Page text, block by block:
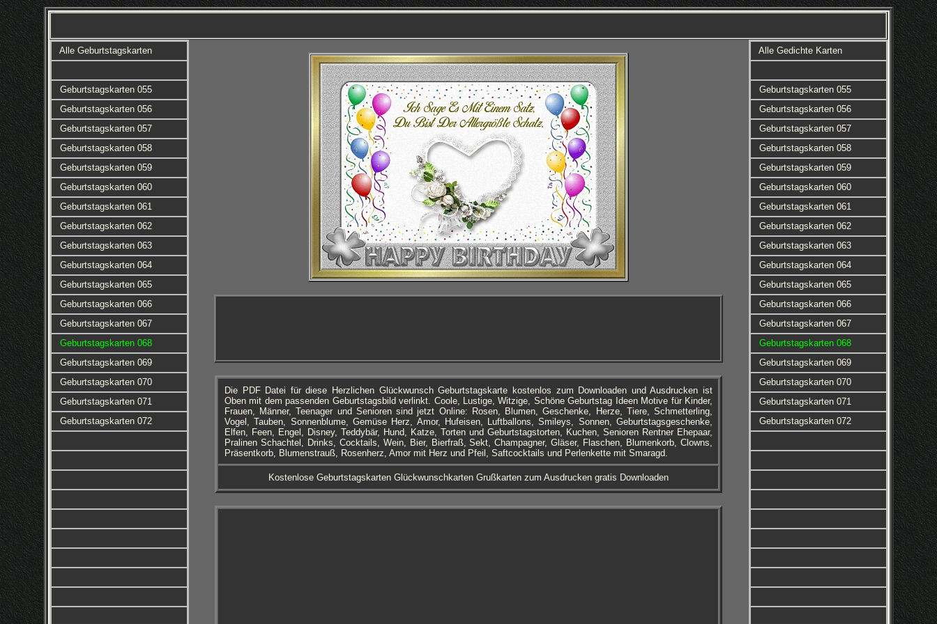
Alle Geburtstagskarten
Geburtstagskarten 055
Geburtstagskarten 056
Geburtstagskarten 057
Geburtstagskarten 058
Geburtstagskarten 059
Geburtstagskarten 060
Geburtstagskarten 061
Geburtstagskarten 062
Geburtstagskarten 063
Geburtstagskarten 064
Geburtstagskarten 065
Geburtstagskarten 066
Geburtstagskarten 067
Geburtstagskarten 068
Geburtstagskarten 069
Geburtstagskarten 070
Geburtstagskarten 071
Geburtstagskarten 072
Die PDF Datei für diese Herzlichen Glückwunsch Geburtstagskarte kostenlos zum Downloaden und Ausdrucken ist
Oben mit dem passenden Geburtstagsbild verlinkt. Coole, Lustige, Witzige, Schöne Geburtstag Ideen Motive für Kinder,
Frauen, Männer, Teenager und Senioren sind jetzt Online: Rosen, Blumen, Geschenke, Herze, Tiere, Schmetterling,
Vogel, Tauben, Sonnenblume, Gemüse Herz, Amor, Hufeisen, Luftballons, Smileys, Sonnen, Geburtstagsgeschenke,
Elfen, Feen, Engel, Disney, Teddybär, Hund, Katze, Torten und Geburtstagstorten, Kuchen, Senioren Rentner Ehepaar,
Pralinen Schachtel, Drinks, Cocktails, Wein, Bier, Bierfraß, Sekt, Champagner, Gläser, Flaschen, Blumenkorb, Clowns,
Präsentkorb, Blumenstrauß, Rosenherz, Amor mit Herz und Pfeil, Saftcocktails und Perlenkette mit Smaragd.
Kostenlose Geburtstagskarten Glückwunschkarten Grußkarten zum Ausdrucken gratis Downloaden
Alle Gedichte Karten
Geburtstagskarten 055
Geburtstagskarten 056
Geburtstagskarten 057
Geburtstagskarten 058
Geburtstagskarten 059
Geburtstagskarten 060
Geburtstagskarten 061
Geburtstagskarten 062
Geburtstagskarten 063
Geburtstagskarten 064
Geburtstagskarten 065
Geburtstagskarten 066
Geburtstagskarten 067
Geburtstagskarten 068
Geburtstagskarten 069
Geburtstagskarten 070
Geburtstagskarten 071
Geburtstagskarten 072